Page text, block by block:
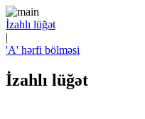
İzahlı lüğət
|
'A' hərfi bölməsi
İzahlı lüğət